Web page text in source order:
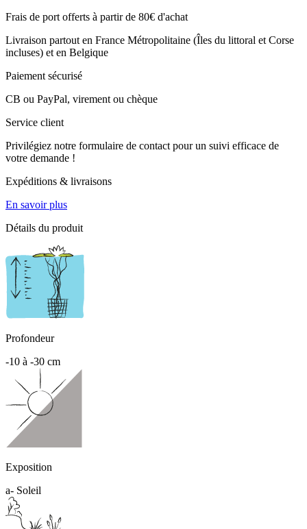
Frais de port offerts à partir de 80€ d'achat
Livraison partout en France Métropolitaine (Îles du littoral et Corse
incluses) et en Belgique
Paiement sécurisé
CB ou PayPal, virement ou chèque
Service client
Privilégiez notre formulaire de contact pour un suivi efficace de
votre demande !
Expéditions & livraisons
En savoir plus
Détails du produit
Profondeur
-10 à -30 cm
Exposition
a- Soleil